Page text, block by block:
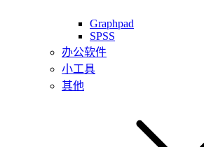
Graphpad
SPSS
办公软件
小工具
其他